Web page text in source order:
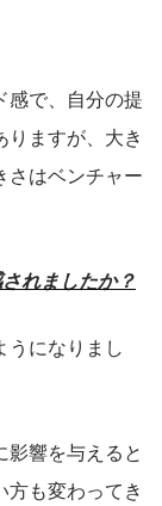
感で、自分の提
ますが、大き
さはベンチャー
れましたか？
うになりまし
響を与えると
も変わってき